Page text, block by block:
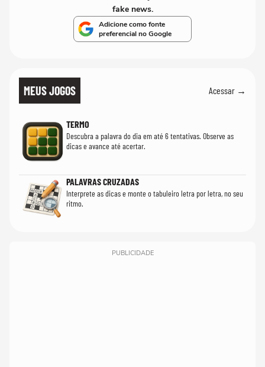
fake news.
Adicione como fonte
preferencial no Google
MEUS JOGOS Acessar →
TERMO
Descubra a palavra do dia em até 6 tentativas. Observe as
dicas e avance até acertar.
PALAVRAS CRUZADAS
Interprete as dicas e monte o tabuleiro letra por letra, no seu
ritmo.
PUBLICIDADE